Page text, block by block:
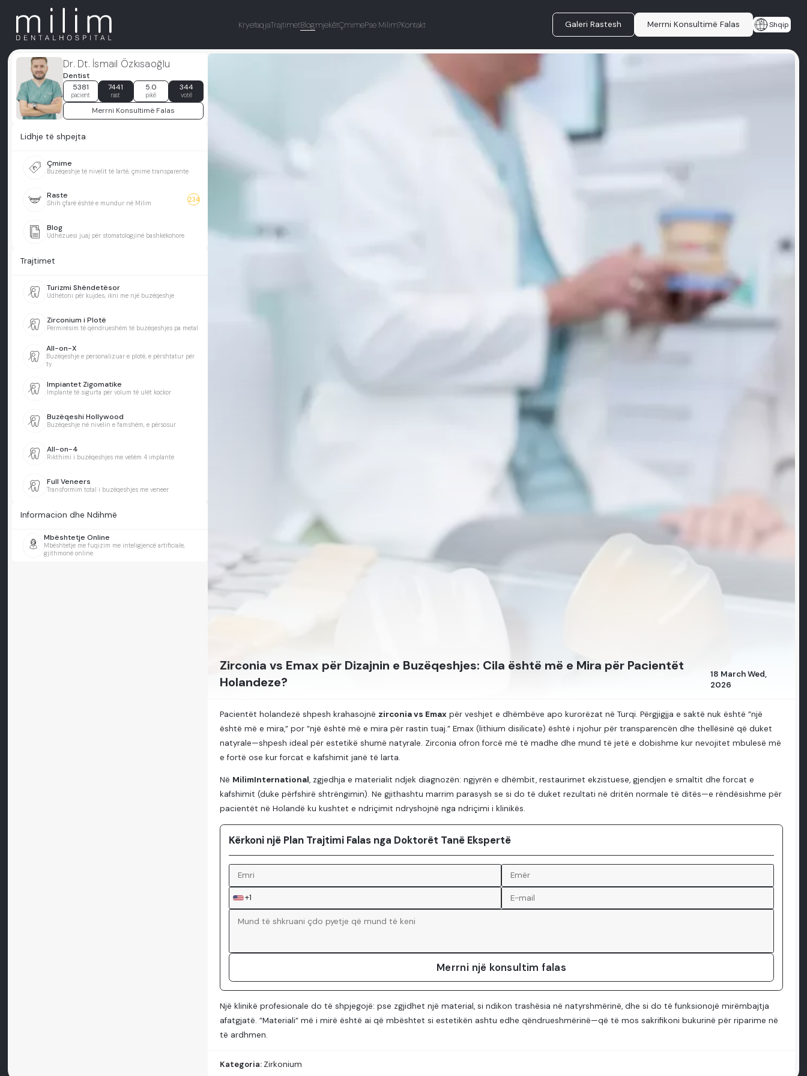
KryefaqjaTrajtimetBlogmjekëtÇmimePse Milim?Kontakt Galeri Rastesh Merrni Konsultimë Falas Shqip
Dr. Dt. İsmail Özkısaoğlu
Dentist
5381
pacient
7441
rast
5.0
pikë
344
votë
Merrni Konsultimë Falas
Lidhje të shpejta
Çmime
Buzëqeshje të nivelit të lartë, çmime transparente
Raste
Shih çfarë është e mundur në Milim 234
Blog
Udhëzuesi juaj për stomatologjinë bashkëkohore
Trajtimet
Turizmi Shëndetësor
Udhëtoni për kujdes, ikni me një buzëqeshje
Zirconium i Plotë
Përmirësim të qëndrueshëm të buzëqeshjes pa metal
All-on-X
Buzëqeshje e personalizuar e plotë, e përshtatur për
ty
Impiantet Zigomatike
Implante të sigurta për volum të ulët kockor
Buzëqeshi Hollywood
Buzëqeshje në nivelin e famshëm, e përsosur
All-on-4
Rikthimi i buzëqeshjes me vetëm 4 implante
Full Veneers
Transformim total i buzëqeshjes me veneer
Informacion dhe Ndihmë
Mbështetje Online
Mbështetje me fuqizim me inteligjencë artificiale,
gjithmonë online
Zirconia vs Emax për Dizajnin e Buzëqeshjes: Cila është më e Mira për Pacientët
Holandeze?
18 March Wed,
2026
Pacientët holandezë shpesh krahasojnë zirconia vs Emax për veshjet e dhëmbëve apo kurorëzat në Turqi. Përgjigjja e saktë nuk është ”një
është më e mira,” por ”një është më e mira për rastin tuaj.” Emax (lithium disilicate) është i njohur për transparencën dhe thellësinë që duket
natyrale—shpesh ideal për estetikë shumë natyrale. Zirconia ofron forcë më të madhe dhe mund të jetë e dobishme kur nevojitet mbulesë më
e fortë ose kur forcat e kafshimit janë të larta.
Në MilimInternational, zgjedhja e materialit ndjek diagnozën: ngjyrën e dhëmbit, restaurimet ekzistuese, gjendjen e smaltit dhe forcat e
kafshimit (duke përfshirë shtrëngimin). Ne gjithashtu marrim parasysh se si do të duket rezultati në dritën normale të ditës—e rëndësishme për
pacientët në Holandë ku kushtet e ndriçimit ndryshojnë nga ndriçimi i klinikës.
Kërkoni një Plan Trajtimi Falas nga Doktorët Tanë Ekspertë
+1
Merrni një konsultim falas
Një klinikë profesionale do të shpjegojë: pse zgjidhet një material, si ndikon trashësia në natyrshmërinë, dhe si do të funksionojë mirëmbajtja
afatgjatë. ”Materiali” më i mirë është ai që mbështet si estetikën ashtu edhe qëndrueshmërinë—që të mos sakrifikoni bukurinë për riparime në
të ardhmen.
Kategoria: Zirkonium